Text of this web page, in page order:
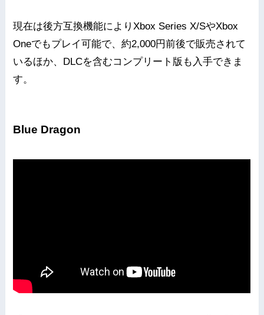
現在は後方互換機能によりXbox Series X/SやXbox
Oneでもプレイ可能で、約2,000円前後で販売されて
いるほか、DLCを含むコンプリート版も入手できま
す。
Blue Dragon